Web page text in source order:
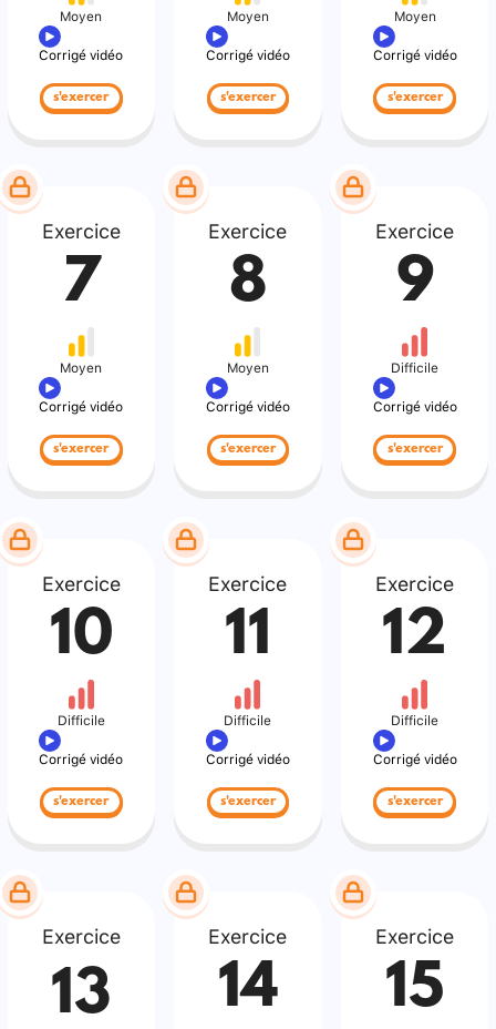
Moyen
Corrigé vidéo
s'exercer
Moyen
Corrigé vidéo
s'exercer
Moyen
Corrigé vidéo
s'exercer
Exercice
7
Moyen
Corrigé vidéo
s'exercer
Exercice
8
Moyen
Corrigé vidéo
s'exercer
Exercice
9
Difficile
Corrigé vidéo
s'exercer
Exercice
10
Difficile
Corrigé vidéo
s'exercer
Exercice
11
Difficile
Corrigé vidéo
s'exercer
Exercice
12
Difficile
Corrigé vidéo
s'exercer
Exercice
13
Exercice
14
Exercice
15